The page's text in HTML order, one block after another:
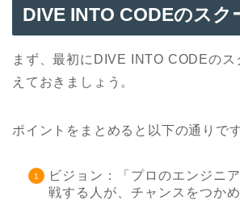
DIVE INTO CODEのスク
まず、最初にDIVE INTO CODEのス
えておきましょう。
ポイントをまとめると以下の通りです
ビジョン：「プロのエンジニ
戦する人が、チャンスをつか